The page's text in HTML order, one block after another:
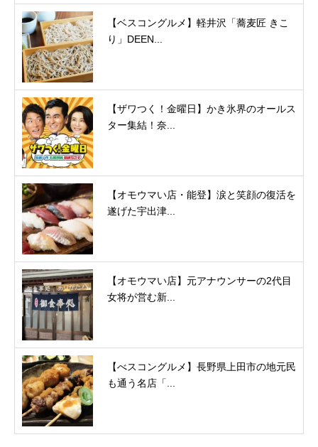
【ベスコングルメ】軽井沢「蕎麦匠 きこ
り」DEEN...
【ザワつく！金曜日】かき氷界のオールス
ター集結！奈...
【オモウマい店・能登】涙と笑顔の復活を
遂げた宇出津...
【オモウマい店】元アナウンサーの2代目
女将が営む新...
【べスコングルメ】長野県上田市の地元民
も通う名店「...